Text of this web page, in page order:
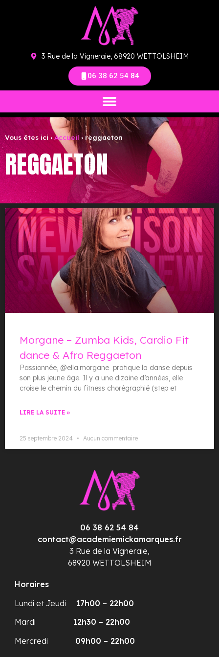
3 Rue de la Vigneraie, 68920 WETTOLSHEIM
06 38 62 54 84
Vous êtes ici › Accueil› reggaeton
REGGAETON
Morgane – Zumba Kids, Cardio Fit
dance & Afro Reggaeton
Passionnée, @ella.morgane pratique la danse depuis
son plus jeune âge. Il y a une dizaine d’années, elle
croise le chemin du fitness chorégraphié (step et
LIRE LA SUITE »
25 septembre 2024 Aucun commentaire
06 38 62 54 84
contact@academiemickamarques.fr
3 Rue de la Vigneraie,
68920 WETTOLSHEIM
Horaires
Lundi et Jeudi 17h00 – 22h00
Mardi 12h30 – 22h00
Mercredi 09h00 – 22h00